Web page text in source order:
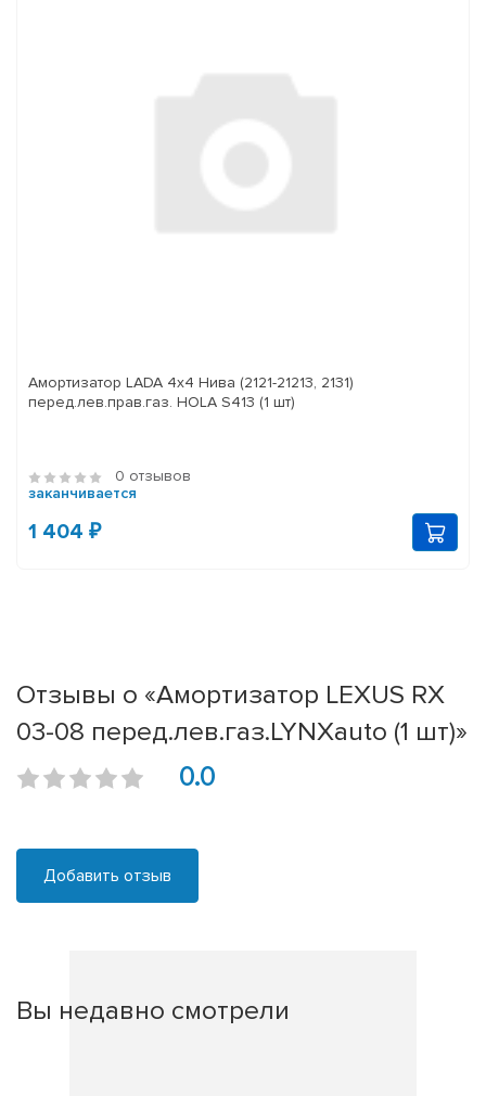
Амортизатор LADA 4x4 Нива (2121-21213, 2131)
перед.лев.прав.газ. HOLA S413 (1 шт)
0 отзывов
заканчивается
1 404 ₽
Отзывы о «Амортизатор LEXUS RX
03-08 перед.лев.газ.LYNXauto (1 шт)»
0.0
Добавить отзыв
Вы недавно смотрели